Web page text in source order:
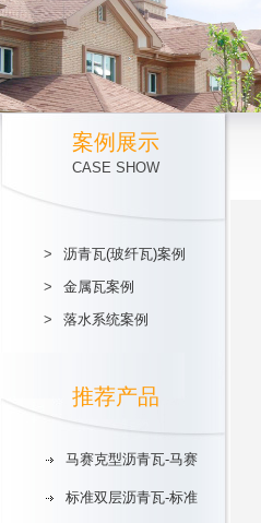
案例展示
CASE SHOW
>
沥青瓦(玻纤瓦)案例
>
金属瓦案例
>
落水系统案例
推荐产品
马赛克型沥青瓦-马赛
标准双层沥青瓦-标准